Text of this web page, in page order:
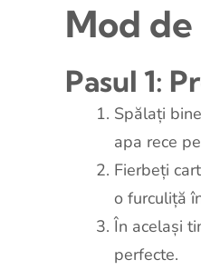
Mod
Pasul 1:
Spălați
apa rece
Fierbeți
o furculiță
În același
perfecte.